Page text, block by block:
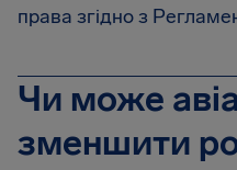
права згідно з
Чи може
зменшити